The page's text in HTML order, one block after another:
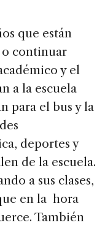
que están
o continuar
y el
a la escuela
para el bus y la
deportes y
de la escuela.
a sus clases,
en la hora
También